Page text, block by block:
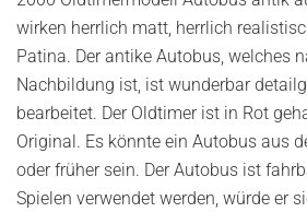
wirken herrlich matt, herrlich
Patina. Der antike Autobus, welches
Nachbildung ist, ist wunderbar
bearbeitet. Der Oldtimer ist in Rot
Original. Es könnte ein Autobus aus
oder früher sein. Der Autobus ist
Spielen verwendet werden, würde er